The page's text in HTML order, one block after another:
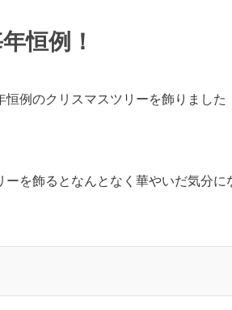
恒例！
恒例のクリスマスツリーを飾りました
ーを飾るとなんとなく華やいだ気分に